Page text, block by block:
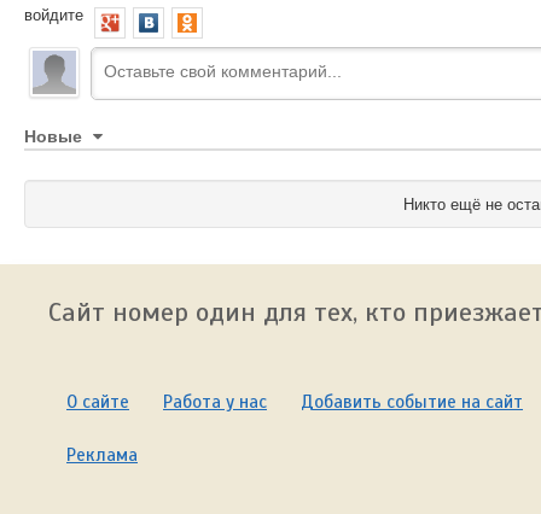
войдите
Новые
Никто ещё не
Сайт номер один для тех, кто
О сайте Работа у нас Добавить событие на сайт
Реклама